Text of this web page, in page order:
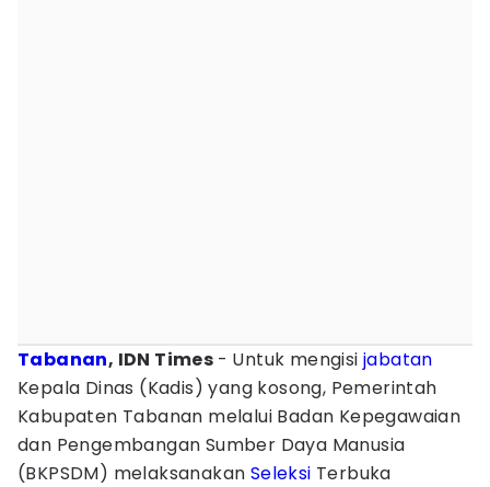
Tabanan, IDN Times - Untuk mengisijabatan
Kepala Dinas (Kadis) yang kosong, Pemerintah
Kabupaten Tabanan melalui Badan Kepegawaian
dan Pengembangan Sumber Daya Manusia
(BKPSDM) melaksanakan Seleksi Terbuka